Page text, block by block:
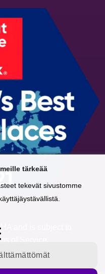
and is subject to
of Service
tärkeää
tekevät sivustomme